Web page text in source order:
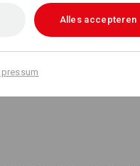
Alles accepteren